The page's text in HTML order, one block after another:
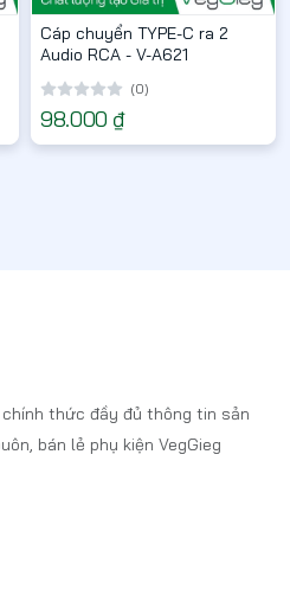
Cáp chuyển TYPE-C ra 2
Audio RCA - V-A621
(0)
98.000 ₫
thức đầy đủ thông tin sản
bán lẻ phụ kiện VegGieg